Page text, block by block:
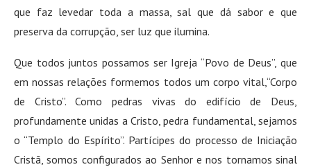
que faz levedar toda a massa, sal que dá sabor e que
preserva da corrupção, ser luz que ilumina.
Que todos juntos possamos ser Igreja “Povo de Deus”, que
em nossas relações formemos todos um corpo vital,“Corpo
de Cristo”. Como pedras vivas do edifício de Deus,
profundamente unidas a Cristo, pedra fundamental, sejamos
o “Templo do Espírito”. Partícipes do processo de Iniciação
Cristã, somos configurados ao Senhor e nos tornamos sinal